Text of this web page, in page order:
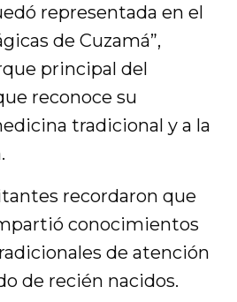
representada en el
de Cuzamá”,
principal del
reconoce su
tradicional y a la
recordaron que
conocimientos
de atención
de recién nacidos.